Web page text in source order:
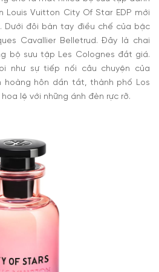
Louis Vuitton City Of Star EDP mới
Dưới đôi bàn tay điều chế của bậc
Cavallier Belletrud. Đây là chai
bộ sưu tập Les Colognes đắt giá.
như sự tiếp nối câu chuyện của
hoàng hôn dần tắt, thành phố Los
lệ với những ánh đèn rực rỡ.